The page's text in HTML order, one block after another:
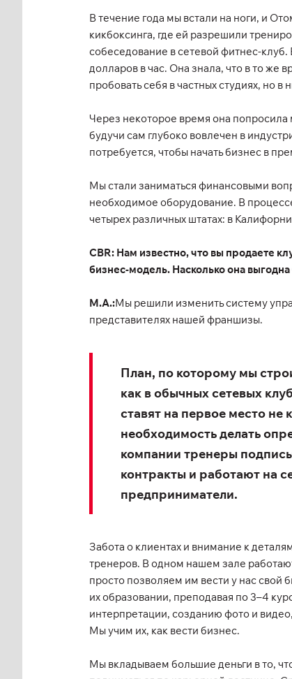
В течение года мы встали на ноги, и
кикбоксинга, где ей разрешили
собеседование в сетевой фитнес-
долларов в час. Она знала, что в то же
пробовать себя в частных студиях, но
Через некоторое время она попросила
будучи сам глубоко вовлечен в
потребуется, чтобы начать бизнес в
Мы стали заниматься финансовыми
необходимое оборудование. В
четырех различных штатах: в
CBR: Нам известно, что вы продаете
бизнес-модель. Насколько она
М.А.:Мы решили изменить систему
представителях нашей франшизы.
План, по которому мы
как в обычных сетевых
ставят на первое место не
необходимость делать
компании тренеры
контракты и работают на
предприниматели.
Забота о клиентах и внимание к
тренеров. В одном нашем зале
просто позволяем им вести у нас свой
их образовании, преподавая по 3–4
интерпретации, созданию фото и
Мы учим их, как вести бизнес.
Мы вкладываем большие деньги в то,